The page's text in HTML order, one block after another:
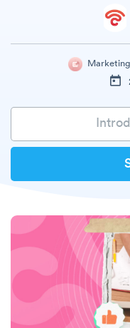
Marketing